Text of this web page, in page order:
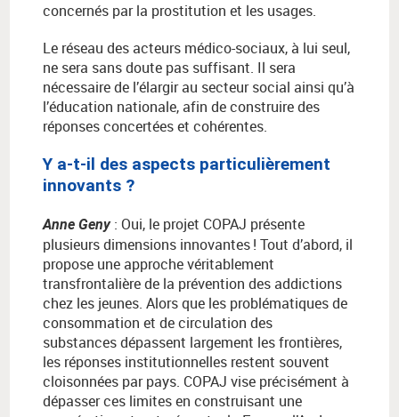
concernés par la prostitution et les usages.
Le réseau des acteurs médico-sociaux, à lui seul,
ne sera sans doute pas suffisant. Il sera
nécessaire de l’élargir au secteur social ainsi qu’à
l’éducation nationale, afin de construire des
réponses concertées et cohérentes.
Y a-t-il des aspects particulièrement
innovants ?
Anne Geny : Oui, le projet COPAJ présente
plusieurs dimensions innovantes! Tout d’abord, il
propose une approche véritablement
transfrontalière de la prévention des addictions
chez les jeunes. Alors que les problématiques de
consommation et de circulation des
substancesdépassent largement les frontières,
les réponses institutionnelles restent souvent
cloisonnées par pays. COPAJ vise précisément à
dépasser ces limites en construisant une